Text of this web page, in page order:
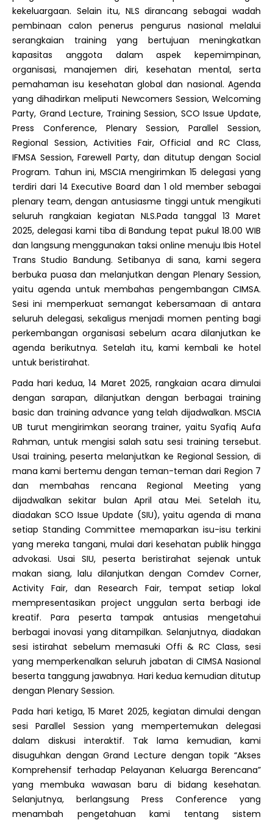
kekeluargaan. Selain itu, NLS dirancang sebagai wadah
pembinaan calon penerus pengurus nasional melalui
serangkaian training yang bertujuan meningkatkan
kapasitas anggota dalam aspek kepemimpinan,
organisasi, manajemen diri, kesehatan mental, serta
pemahaman isu kesehatan global dan nasional. Agenda
yang dihadirkan meliputi Newcomers Session, Welcoming
Party, Grand Lecture, Training Session, SCO Issue Update,
Press Conference, Plenary Session, Parallel Session,
Regional Session, Activities Fair, Official and RC Class,
IFMSA Session, Farewell Party, dan ditutup dengan Social
Program. Tahun ini, MSCIA mengirimkan 15 delegasi yang
terdiri dari 14 Executive Board dan 1 old member sebagai
plenary team, dengan antusiasme tinggi untuk mengikuti
seluruh rangkaian kegiatan NLS.Pada tanggal 13 Maret
2025, delegasi kami tiba di Bandung tepat pukul 18.00 WIB
dan langsung menggunakan taksi online menuju Ibis Hotel
Trans Studio Bandung. Setibanya di sana, kami segera
berbuka puasa dan melanjutkan dengan Plenary Session,
yaitu agenda untuk membahas pengembangan CIMSA.
Sesi ini memperkuat semangat kebersamaan di antara
seluruh delegasi, sekaligus menjadi momen penting bagi
perkembangan organisasi sebelum acara dilanjutkan ke
agenda berikutnya. Setelah itu, kami kembali ke hotel
untuk beristirahat.
Pada hari kedua, 14 Maret 2025, rangkaian acara dimulai
dengan sarapan, dilanjutkan dengan berbagai training
basic dan training advance yang telah dijadwalkan. MSCIA
UB turut mengirimkan seorang trainer, yaitu Syafiq Aufa
Rahman, untuk mengisi salah satu sesi training tersebut.
Usai training, peserta melanjutkan ke Regional Session, di
mana kami bertemu dengan teman-teman dari Region 7
dan membahas rencana Regional Meeting yang
dijadwalkan sekitar bulan April atau Mei. Setelah itu,
diadakan SCO Issue Update (SIU), yaitu agenda di mana
setiap Standing Committee memaparkan isu-isu terkini
yang mereka tangani, mulai dari kesehatan publik hingga
advokasi. Usai SIU, peserta beristirahat sejenak untuk
makan siang, lalu dilanjutkan dengan Comdev Corner,
Activity Fair, dan Research Fair, tempat setiap lokal
mempresentasikan project unggulan serta berbagi ide
kreatif. Para peserta tampak antusias mengetahui
berbagai inovasi yang ditampilkan. Selanjutnya, diadakan
sesi istirahat sebelum memasuki Offi & RC Class, sesi
yang memperkenalkan seluruh jabatan di CIMSA Nasional
beserta tanggung jawabnya. Hari kedua kemudian ditutup
dengan Plenary Session.
Pada hari ketiga, 15 Maret 2025, kegiatan dimulai dengan
sesi Parallel Session yang mempertemukan delegasi
dalam diskusi interaktif. Tak lama kemudian, kami
disuguhkan dengan Grand Lecture dengan topik “Akses
Komprehensif terhadap Pelayanan Keluarga Berencana”
yang membuka wawasan baru di bidang kesehatan.
Selanjutnya, berlangsung Press Conference yang
menambah pengetahuan kami tentang sistem